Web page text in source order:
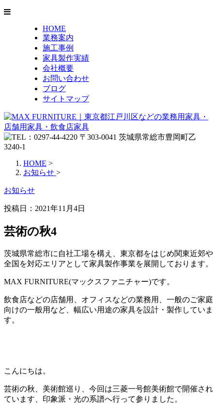
HOME
業務案内
施工事例
家具製作実績
会社概要
お問い合わせ
ブログ
サイトマップ
HOME >
お知らせ >
お知らせ
投稿日： 2021年11月4日
芸術の秋4
茨城県常総市に自社工場を構え、東京都をはじめ関東近郊や
全国を対応エリアとして家具製作事業を展開しております。
MAX FURNITURE(マックスファニチャー)です。
飲食店などの店舗用、オフィスなどの業務用、一般のご家庭
向けの一般用など、幅広い用途の家具を設計・製作していま
す。
こんにちは。
芸術の秋、美術館巡り、今回は三菱一号館美術館で開催され
ています、印象派・光の系譜へ行って参りました。